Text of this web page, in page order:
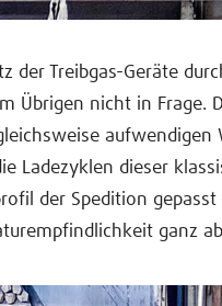
der Treibgas-Geräte
Übrigen nicht in Frage.
aufwendigen
Ladezyklen dieser
der Spedition
ganz